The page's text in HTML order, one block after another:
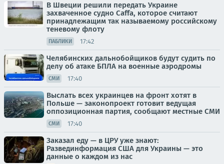
В Швеции решили передать Украине
захваченное судно Caffa, которое считают
принадлежащим так называемому российскому
теневому флоту
ПАБЛИКИ 17:42
Челябинских дальнобойщиков будут судить по
делу об атаке БПЛА на военные аэродромы
СМИ 17:40
Выслать всех украинцев на фронт хотят в
Польше — законопроект готовит ведущая
оппозиционная партия, сообщают местные СМИ
СМИ 17:40
Заказал еду — в ЦРУ уже знают:
Развединформация США для Украины — это
данные о каждом из нас